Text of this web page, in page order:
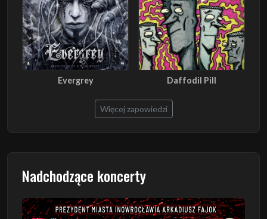
Evergrey Daffodil Pill
Więcej zapowiedzi
Nadchodzące koncerty